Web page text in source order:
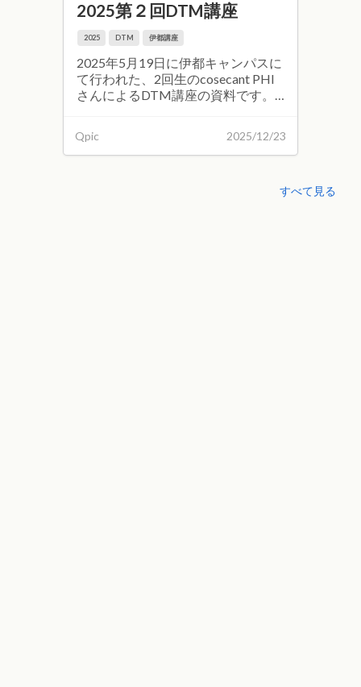
2025第２回DTM講座
2025 DTM 伊都講座
2025年5月19日に伊都キャンパスに
て行われた、2回生のcosecant PHI
さんによるDTM講座の資料です。
2025/12/23
Qpic
すべて見る